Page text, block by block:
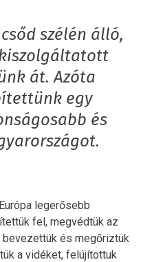
szélén álló,
át. Azóta
egy
és
legerősebb
fel, megvédtük az
és megőriztük
a vidéket, felújítottuk